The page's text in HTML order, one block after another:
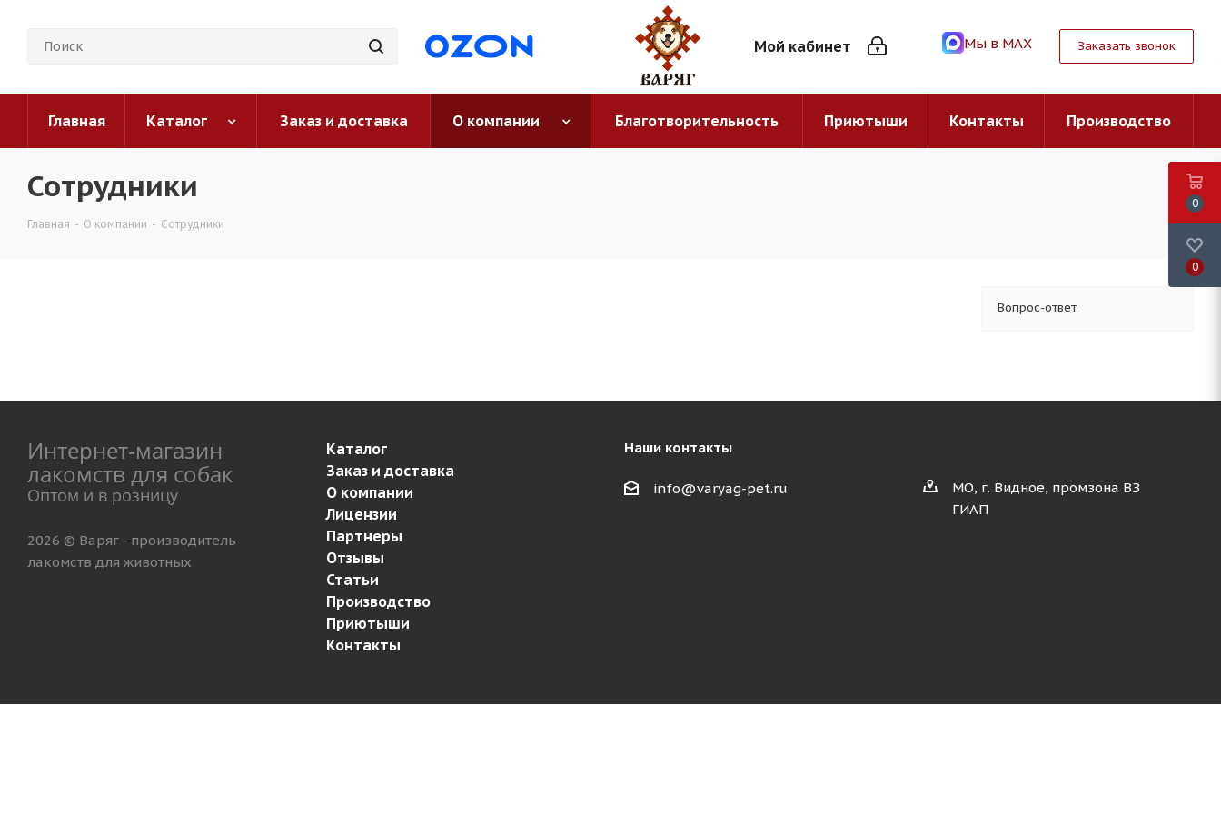
Мой кабинет Мы в MAX Заказать звонок
Главная Каталог Заказ и доставка О компании Благотворительность Приютыши Контакты Производство
Сотрудники
Главная - О компании - Сотрудники
Вопрос-ответ
Интернет-магазин
лакомств для собак
Оптом и в розницу
2026 © Варяг - производитель
лакомств для животных
Каталог
Заказ и доставка
О компании
Лицензии
Партнеры
Отзывы
Статьи
Производство
Приютыши
Контакты
Наши контакты
info@varyag-pet.ru
МО, г. Видное, промзона ВЗ
ГИАП
0
0